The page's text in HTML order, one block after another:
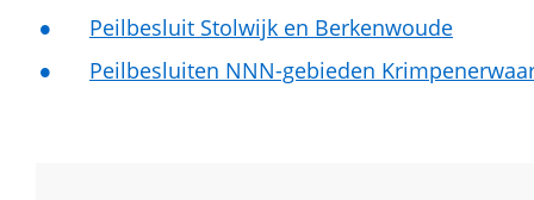
Peilbesluit Stolwijk en Berkenwoude
Peilbesluiten NNN-gebieden